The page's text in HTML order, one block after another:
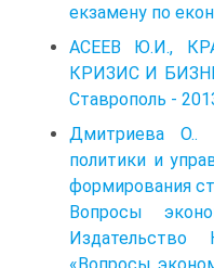
екзамену по
АСЕЕВ Ю.И.,
КРИЗИС И
Ставрополь -
Дмитриева О..
политики и
формирования
Вопросы